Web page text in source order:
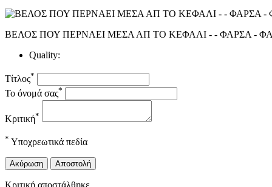
ΒΕΛΟΣ ΠΟΥ ΠΕΡΝΑΕΙ ΜΕΣΑ ΑΠ ΤΟ ΚΕΦΑΛΙ - - ΦΑΡΣΑ -
Quality:
Τίτλος*
Το όνομά σας*
Κριτική*
* Υποχρεωτικά πεδία
Ακύρωση Αποστολή